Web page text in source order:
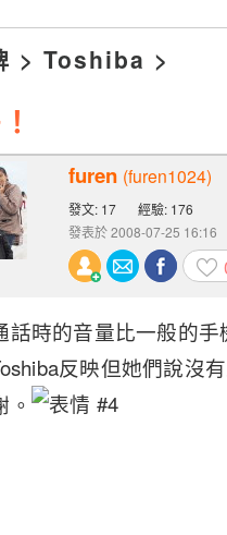
> Toshiba >
furen (furen1024)
發文: 17
經驗: 176
發表於 2008-07-25 16:16
話時的音量比一般的
反映但她們說沒
。